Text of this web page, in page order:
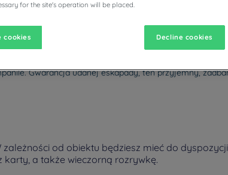
Gwarancja udanej eskapady, ten przyjemny,
od obiektu będziesz mieć do
a także wieczorną rozrywkę.
for the site's operation will be placed.
cookies Decline cookies